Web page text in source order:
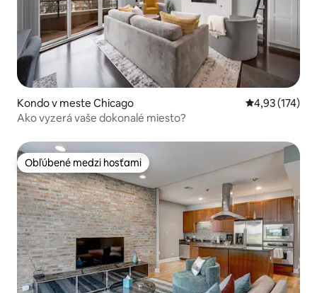
Kondo v meste Chicago Priemerné
4,93 (174)
Ako vyzerá vaše dokonalé miesto?
Obľúbené medzi hosťami
Obľúbené medzi hosťami